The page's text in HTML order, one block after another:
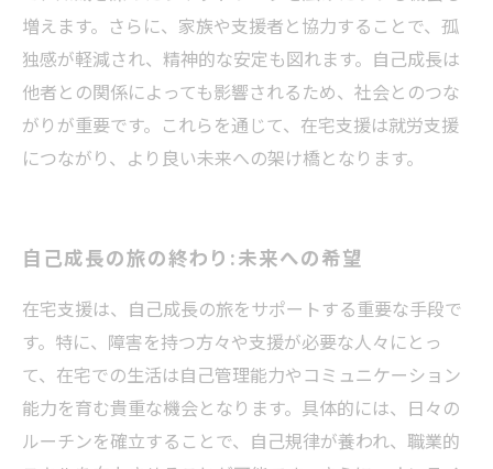
増えます。さらに、家族や支援者と協力することで、孤
独感が軽減され、精神的な安定も図れます。自己成長は
他者との関係によっても影響されるため、社会とのつな
がりが重要です。これらを通じて、在宅支援は就労支援
につながり、より良い未来への架け橋となります。
自己成長の旅の終わり:未来への希望
在宅支援は、自己成長の旅をサポートする重要な手段で
す。特に、障害を持つ方々や支援が必要な人々にとっ
て、在宅での生活は自己管理能力やコミュニケーション
能力を育む貴重な機会となります。具体的には、日々の
ルーチンを確立することで、自己規律が養われ、職業的